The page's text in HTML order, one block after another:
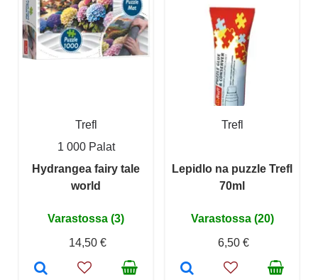
Trefl
1 000 Palat
Hydrangea fairy tale
world
Varastossa (3)
14,50 €
Trefl
Lepidlo na puzzle Trefl
70ml
Varastossa (20)
6,50 €